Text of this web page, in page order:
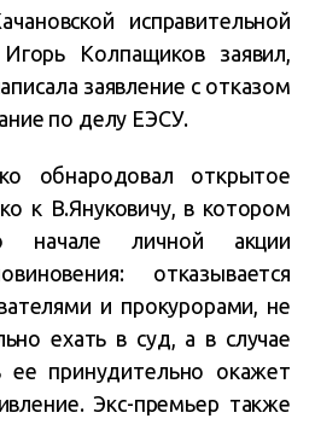
исправительной
Колпащиков заявил,
заявление с отказом
по делу ЕЭСУ.
обнародовал открытое
к В.Януковичу, в котором
начале личной акции
отказывается
и прокурорами, не
ехать в суд, а в случае
ее принудительно окажет
Экс-премьер также